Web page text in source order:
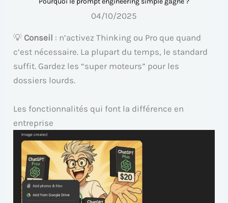
04/10/2025
💡 Conseil : n’activez Thinking ou Pro que quand
c’est nécessaire. La plupart du temps, le standard
suffit. Gardez les “super moteurs” pour les
dossiers lourds.
Les fonctionnalités qui font la différence en
entreprise